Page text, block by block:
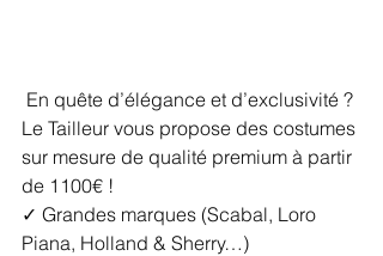
Le Tailleur vous propose des costumes
sur mesure de qualité premium à partir
de 1100€ !
✓ Grandes marques (Scabal, Loro
Piana, Holland & Sherry…)